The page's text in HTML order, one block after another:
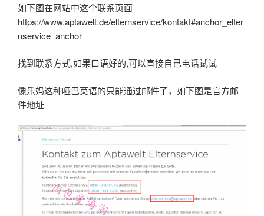
如下图在网站中这个联系页面
https://www.aptawelt.de/elternservice/kontakt#anchor_elter
nservice_anchor
找到联系方式,如果口语好的,可以直接自己电话试试
像乐妈这种哑巴英语的只能通过邮件了，如下图是官方邮
件地址